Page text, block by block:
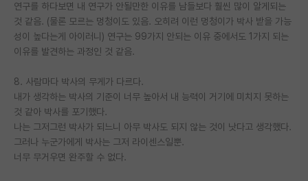
연구를 하다보면 내 연구가 안될만한 이유를 남들보다 훨씬 많이 알게되는
것 같음. (물론 모르는 멍청이도 있음. 오히려 이런 멍청이가 박사 받을 가능
성이 높다는게 아이러니) 연구는 99가지 안되는 이유 중에서도 1가지 되는
이유를 발견하는 과정인 것 같음.
8. 사람마다 박사의 무게가 다르다.
내가 생각하는 박사의 기준이 너무 높아서 내 능력이 거기에 미치지 못하는
것 같아 박사를 포기했다.
나는 그저그런 박사가 되느니 아무 박사도 되지 않는 것이 낫다고 생각했다.
그러나 누군가에게 박사는 그저 라이센스일뿐.
너무 무거우면 완주할 수 없다.